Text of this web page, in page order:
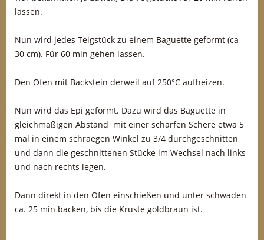
lassen.
Nun wird jedes Teigstück zu einem Baguette geformt (ca
30 cm). Für 60 min gehen lassen.
Den Ofen mit Backstein derweil auf 250°C aufheizen.
Nun wird das Epi geformt. Dazu wird das Baguette in
gleichmäßigen Abstand mit einer scharfen Schere etwa 5
mal in einem schraegen Winkel zu 3/4 durchgeschnitten
und dann die geschnittenen Stücke im Wechsel nach links
und nach rechts legen.
Dann direkt in den Ofen einschießen und unter schwaden
ca. 25 min backen, bis die Kruste goldbraun ist.